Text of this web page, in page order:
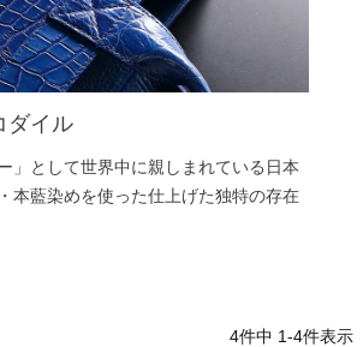
ダイル
」として世界中に親しまれている日本
本藍染めを使った仕上げた独特の存在
4件中 1-4件表示